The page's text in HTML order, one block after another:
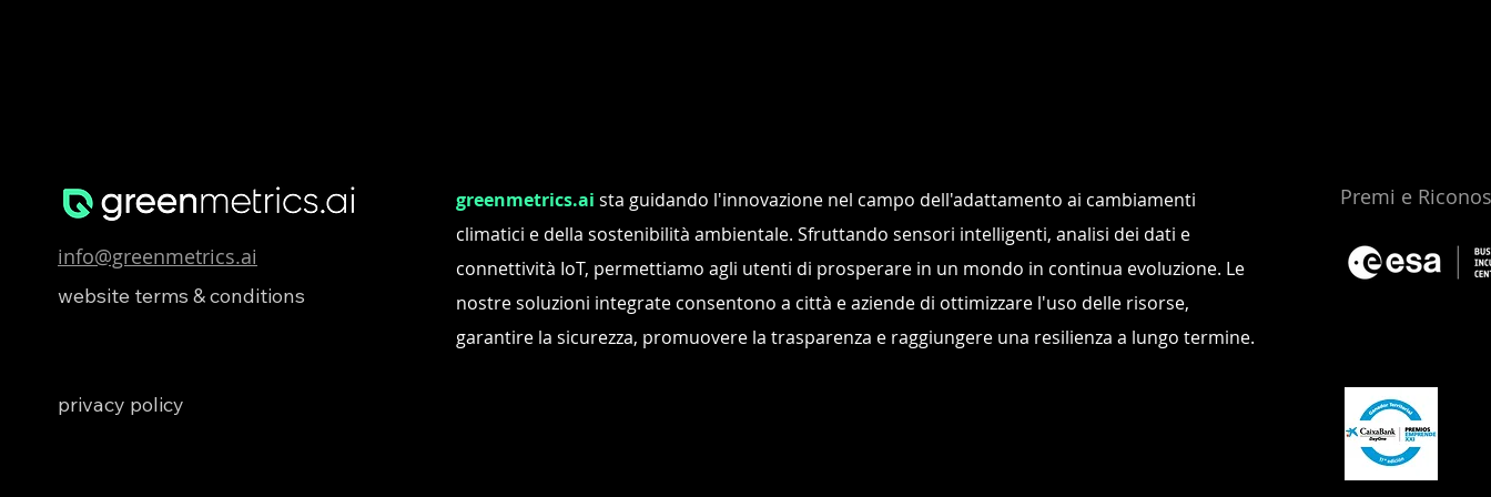
info@greenmetrics.ai
website terms & conditions
greenmetrics.ai sta guidando l'innovazione nel campo dell'adattamento ai cambiamenti
climatici e della sostenibilità ambientale. Sfruttando sensori intelligenti, analisi dei dati e
connettività IoT, permettiamo agli utenti di prosperare in un mondo in continua evoluzione. Le
nostre soluzioni integrate consentono a città e aziende di ottimizzare l'uso delle risorse,
garantire la sicurezza, promuovere la trasparenza e raggiungere una resilienza a lungo termine.
Premi e
privacy policy